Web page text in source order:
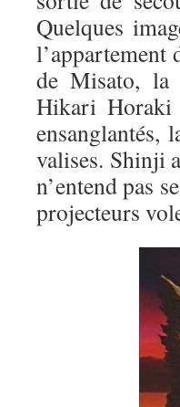
Quelques
l’appartement
de Misato, la
Hikari Horaki
ensanglantés,
valises. Shinji
n’entend pas
projecteurs